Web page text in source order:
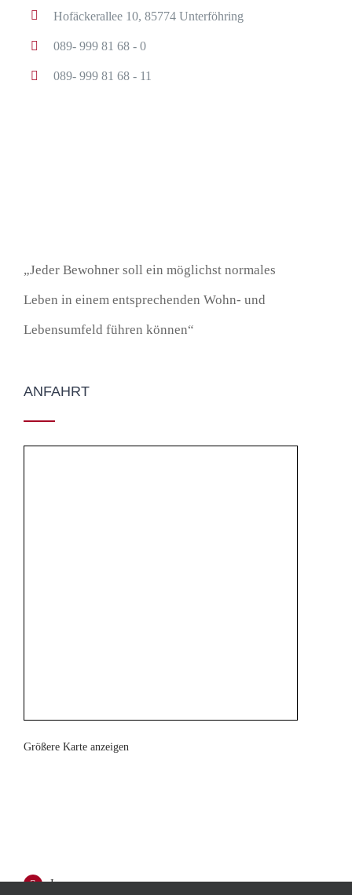
Hofäckerallee 10, 85774 Unterföhring
089- 999 81 68 - 0
089- 999 81 68 - 11
„Jeder Bewohner soll ein möglichst normales
Leben in einem entsprechenden Wohn- und
Lebensumfeld führen können“
ANFAHRT
Größere Karte anzeigen
Impressum